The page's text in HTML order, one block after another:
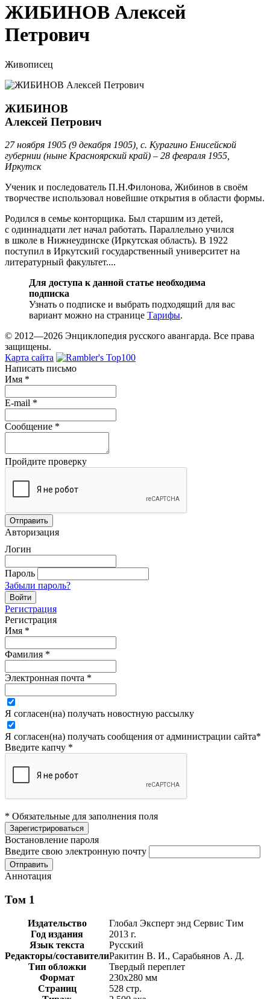
ЖИБИНОВ Алексей
Петрович
Живописец
ЖИБИНОВ
Алексей Петрович
27 ноября 1905 (9 декабря 1905), с. Курагино Енисейской
губернии (ныне Красноярский край) – 28 февраля 1955,
Иркутск
Ученик и последователь П.Н.Филонова, Жибинов в своём
творчестве использовал новейшие открытия в области формы.
Родился в семье конторщика. Был старшим из детей,
с одиннадцати лет начал работать. Параллельно учился
в школе в Нижнеудинске (Иркутская область). В 1922
поступил в Иркутский государственный университет на
литературный факультет....
Для доступа к данной статье необходима
подписка
Узнать о подписке и выбрать подходящий для вас
вариант можно на странице Тарифы.
© 2012—2026 Энциклопедия русского авангарда. Все права
защищены.
Карта сайта
Написать письмо
Имя *
E-mail *
Сообщение *
Пройдите проверку
Авторизация
Логин
Пароль
Забыли пароль?
Регистрация
Регистрация
Имя *
Фамилия *
Электронная почта *
Я согласен(на) получать новостную рассылку
Я согласен(на) получать сообщения от администрации сайта*
Введите капчу *
* Обязательные для заполнения поля
Востановление пароля
Введите свою электронную почту
Аннотация
Том 1
Издательство
Глобал Эксперт энд Сервис Тим
Год издания
2013 г.
Язык текста
Русский
Редакторы/составителиРакитин В. И., Сарабьянов А. Д.
Тип обложки
Твердый переплет
Формат
230х280 мм
Страниц
528 стр.